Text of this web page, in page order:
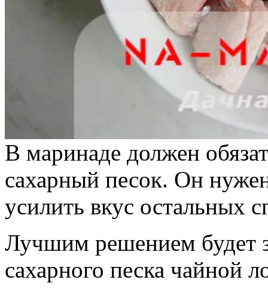
В маринаде должен
сахарный песок. Он
усилить вкус остальных
Лучшим решением будет
сахарного песка чайной